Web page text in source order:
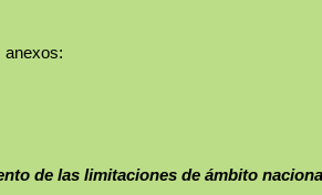
anexos:
de las limitaciones de ámbito